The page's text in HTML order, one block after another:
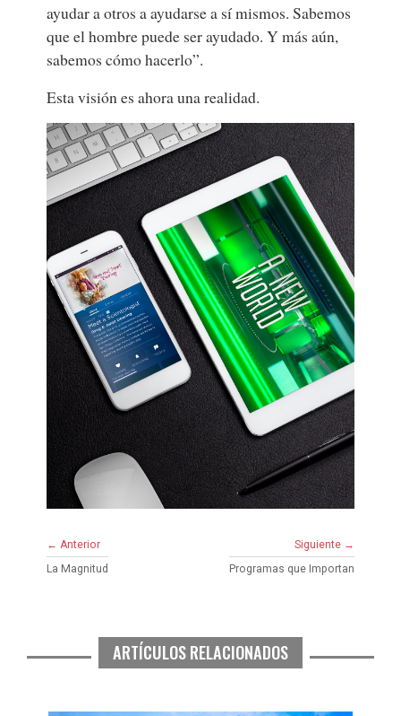
ayudar a otros a ayudarse a sí mismos. Sabemos
que el hombre puede ser ayudado. Y más aún,
sabemos cómo hacerlo”.
Esta visión es ahora una realidad.
← Anterior
La Magnitud
Siguiente →
Programas que Importan
ARTÍCULOS RELACIONADOS